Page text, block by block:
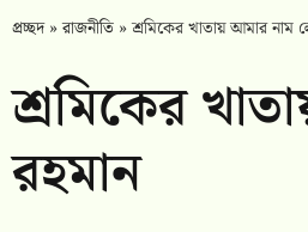
প্রচ্ছদ»রাজনীতি »শ্রমিকের খাতায় আমার নাম
শ্রমিকের
রহমান